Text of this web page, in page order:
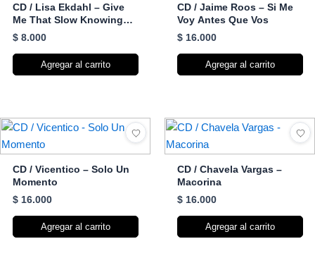
CD / Lisa Ekdahl – Give
Me That Slow Knowing
Smile
$8.000
Agregar al carrito
CD / Jaime Roos – Si Me
Voy Antes Que Vos
$16.000
Agregar al carrito
CD / Vicentico – Solo Un
Momento
$16.000
Agregar al carrito
CD / Chavela Vargas –
Macorina
$16.000
Agregar al carrito